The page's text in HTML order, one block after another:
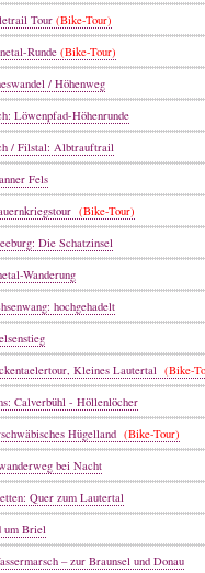
Tour (Bike-Tour)
Runde (Bike-Tour)
/ Höhenweg
Löwenpfad-Höhenrunde
/ Filstal: Albtrauftrail
Fels
(Bike-Tour)
Die Schatzinsel
Wanderung
hochgehadelt
Kleines Lautertal (Bike-
Calverbühl - Höllenlöcher
Hügelland (Bike-Tour)
bei Nacht
Quer zum Lautertal
um Briel
– zur Braunsel und Donau